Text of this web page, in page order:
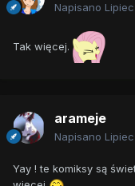
Napisano
Tak więcej.
arameje
Napisano
Yay ! te komiksy są